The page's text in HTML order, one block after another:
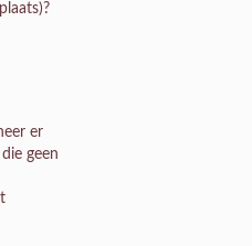
er
geen